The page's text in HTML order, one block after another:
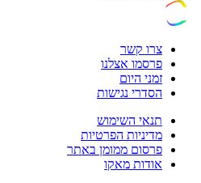
צרו קשר
פרסמו אצלנו
זמני היום
הסדרי נגישות
תנאי השימוש
מדיניות הפרטיות
פרסום ממומן באתר
אודות מאקו